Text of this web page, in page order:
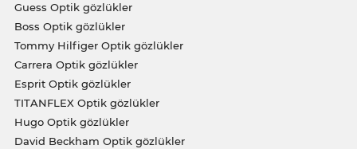
Guess Optik gözlükler
Boss Optik gözlükler
Tommy Hilfiger Optik gözlükler
Carrera Optik gözlükler
Esprit Optik gözlükler
TITANFLEX Optik gözlükler
Hugo Optik gözlükler
David Beckham Optik gözlükler